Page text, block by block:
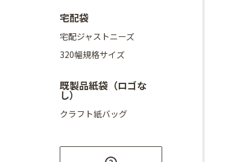
宅配袋
宅配ジャストニーズ
320幅規格サイズ
既製品紙袋（ロゴな
し）
クラフト紙バッグ